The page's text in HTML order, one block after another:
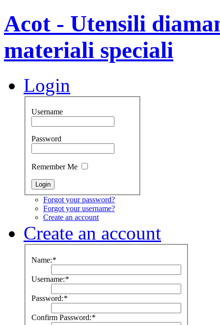
Acot - Utensili
materiali speciali
Login
Username
Password
Remember Me
Forgot your password?
Forgot your username?
Create an account
Create an account
Name:*
Username:*
Password:*
Confirm Password:*